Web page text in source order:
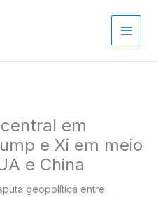
em
e Xi em meio
e China
geopolítica entre